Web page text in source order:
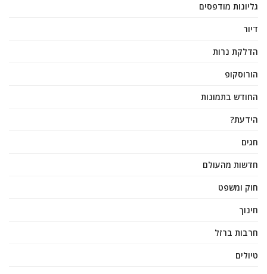
גליונות מודפסים
דיור
הדלקת נרות
הורוסקופ
החודש בתמונות
הידעת?
חגים
חדשות מהעולם
חוק ומשפט
חינוך
חרבות ברזל
טיולים